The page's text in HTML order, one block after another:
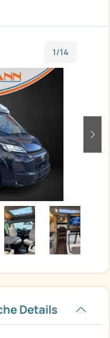
1/14
Details